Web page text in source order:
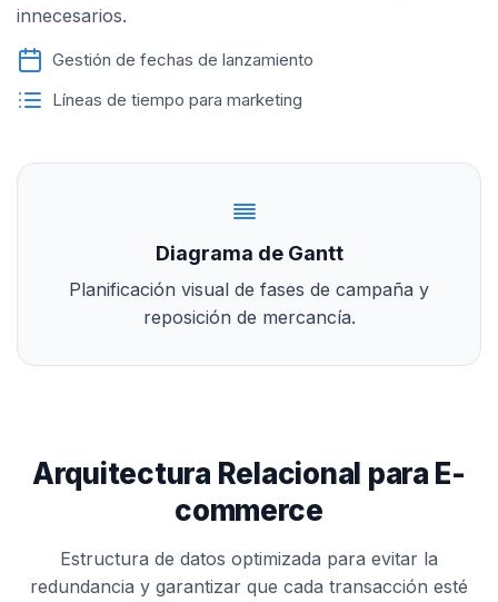
innecesarios.
Gestión de fechas de lanzamiento
Líneas de tiempo para marketing
Diagrama de Gantt
Planificación visual de fases de campaña y
reposición de mercancía.
Arquitectura Relacional para E-
commerce
Estructura de datos optimizada para evitar la
redundancia y garantizar que cada transacción esté